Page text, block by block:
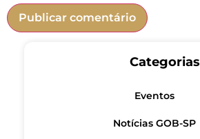
Categorias
Eventos
Notícias GOB-SP